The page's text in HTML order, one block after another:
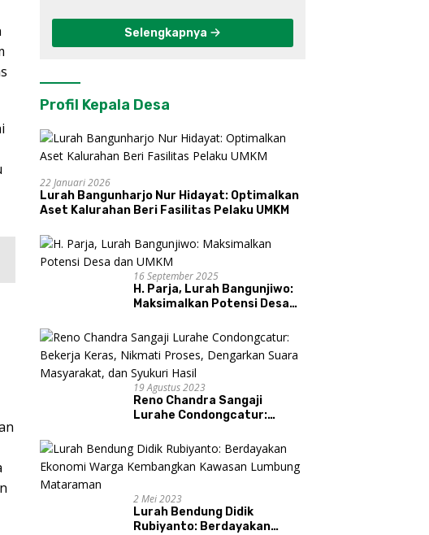
Selengkapnya
Profil Kepala Desa
22 Januari 2026
Lurah Bangunharjo Nur Hidayat: Optimalkan
Aset Kalurahan Beri Fasilitas Pelaku UMKM
16 September 2025
H. Parja, Lurah Bangunjiwo:
Maksimalkan Potensi Desa
19 Agustus 2023
Reno Chandra Sangaji
Lurahe Condongcatur:
Proses, Dengarkan Suara
Masyarakat, dan Syukuri
Hasil
2 Mei 2023
Lurah Bendung Didik
Rubiyanto: Berdayakan